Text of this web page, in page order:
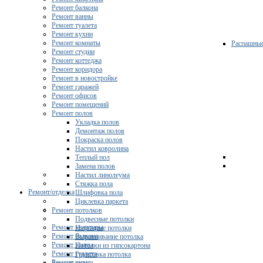
Ремонт/отделка
Ремонт квартиры
Ремонт балкона
Ремонт ванны
Ремонт туалета
Ремонт балкона
Ремонт ванны
Ремонт туалета
Ремонт кухни
Ремонт комнаты
Ремонт студии
Ремонт коттеджа
Ремонт коридора
Ремонт в новостройке
Ремонт гаражей
Ремонт офисов
Ремонт помещений
Ремонт полов
Укладка полов
Демонтаж полов
Покраска полов
Настил ковролина
Теплый пол
Замена полов
Настил линолеума
Стяжка пола
Шлифовка пола
Циклевка паркета
Ремонт потолков
Подвесные потолки
Натяжные потолки
Выравнивание потолка
Потолки из гипсокартона
Грунтовка потолка